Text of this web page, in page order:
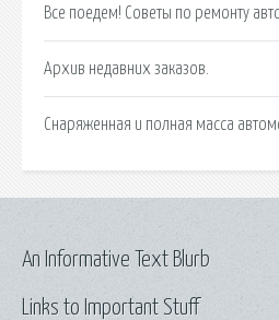
Все поедем! Советы по ремонту
Архив недавних заказов.
Снаряженная и полная масса
Links to Important Stuff
An Informative Text Blurb